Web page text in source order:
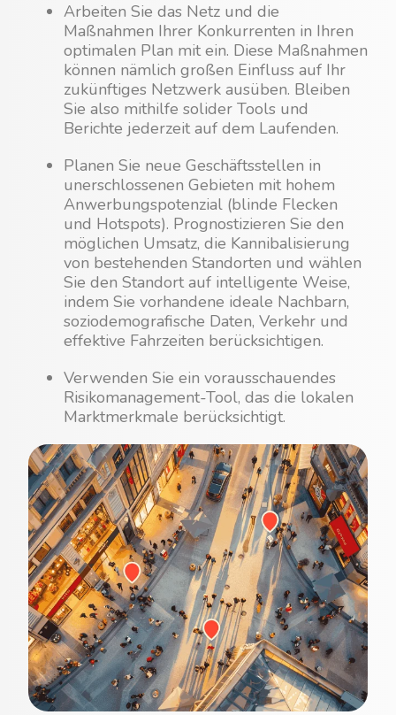
Arbeiten Sie das Netz und die
Maßnahmen Ihrer Konkurrenten in Ihren
optimalen Plan mit ein. Diese Maßnahmen
können nämlich großen Einfluss auf Ihr
zukünftiges Netzwerk ausüben. Bleiben
Sie also mithilfe solider Tools und
Berichte jederzeit auf dem Laufenden.
Planen Sie neue Geschäftsstellen in
unerschlossenen Gebieten mit hohem
Anwerbungspotenzial (blinde Flecken
und Hotspots). Prognostizieren Sie den
möglichen Umsatz, die Kannibalisierung
von bestehenden Standorten und wählen
Sie den Standort auf intelligente Weise,
indem Sie vorhandene ideale Nachbarn,
soziodemografische Daten, Verkehr und
effektive Fahrzeiten berücksichtigen.
Verwenden Sie ein vorausschauendes
Risikomanagement-Tool, das die lokalen
Marktmerkmale berücksichtigt.